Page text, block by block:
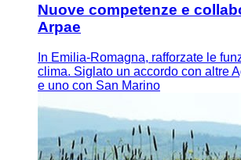
Nuove competenze e
Arpae
In Emilia-Romagna, rafforzate le
clima. Siglato un accordo con altre
e uno con San Marino